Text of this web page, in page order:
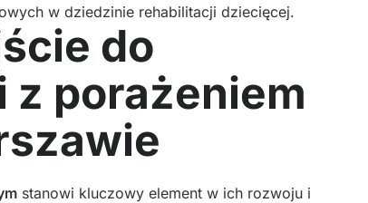
w dziedzinie rehabilitacji dziecięcej.
do
porażeniem
stanowi kluczowy element w ich rozwoju i